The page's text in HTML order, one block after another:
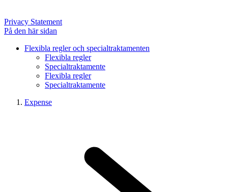
Privacy Statement
På den här sidan
Flexibla regler och specialtraktamenten
Flexibla regler
Specialtraktamente
Flexibla regler
Specialtraktamente
Expense